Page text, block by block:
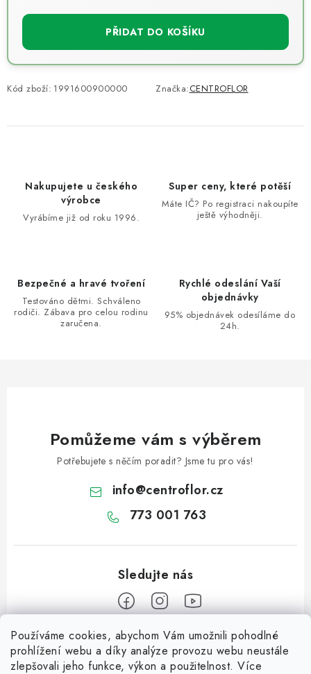
Používáme cookies, abychom Vám umožnili pohodlné
prohlížení webu a díky analýze provozu webu neustále
zlepšovali jeho funkce, výkon a použitelnost. Více
PŘIDAT DO KOŠÍKU
Kód zboží: 1991600900000 Značka:CENTROFLOR
Nakupujete u českého
výrobce
Vyrábíme již od roku 1996.
Super ceny, které potěší
Máte IČ? Po registraci nakoupíte
ještě výhodněji.
Bezpečné a hravé tvoření
Testováno dětmi. Schváleno
rodiči. Zábava pro celou rodinu
zaručena.
Rychlé odeslání Vaší
objednávky
95% objednávek odesíláme do
24h.
Pomůžeme vám s výběrem
Potřebujete s něčím poradit? Jsme tu pro vás!
info@centroflor.cz
773 001 763